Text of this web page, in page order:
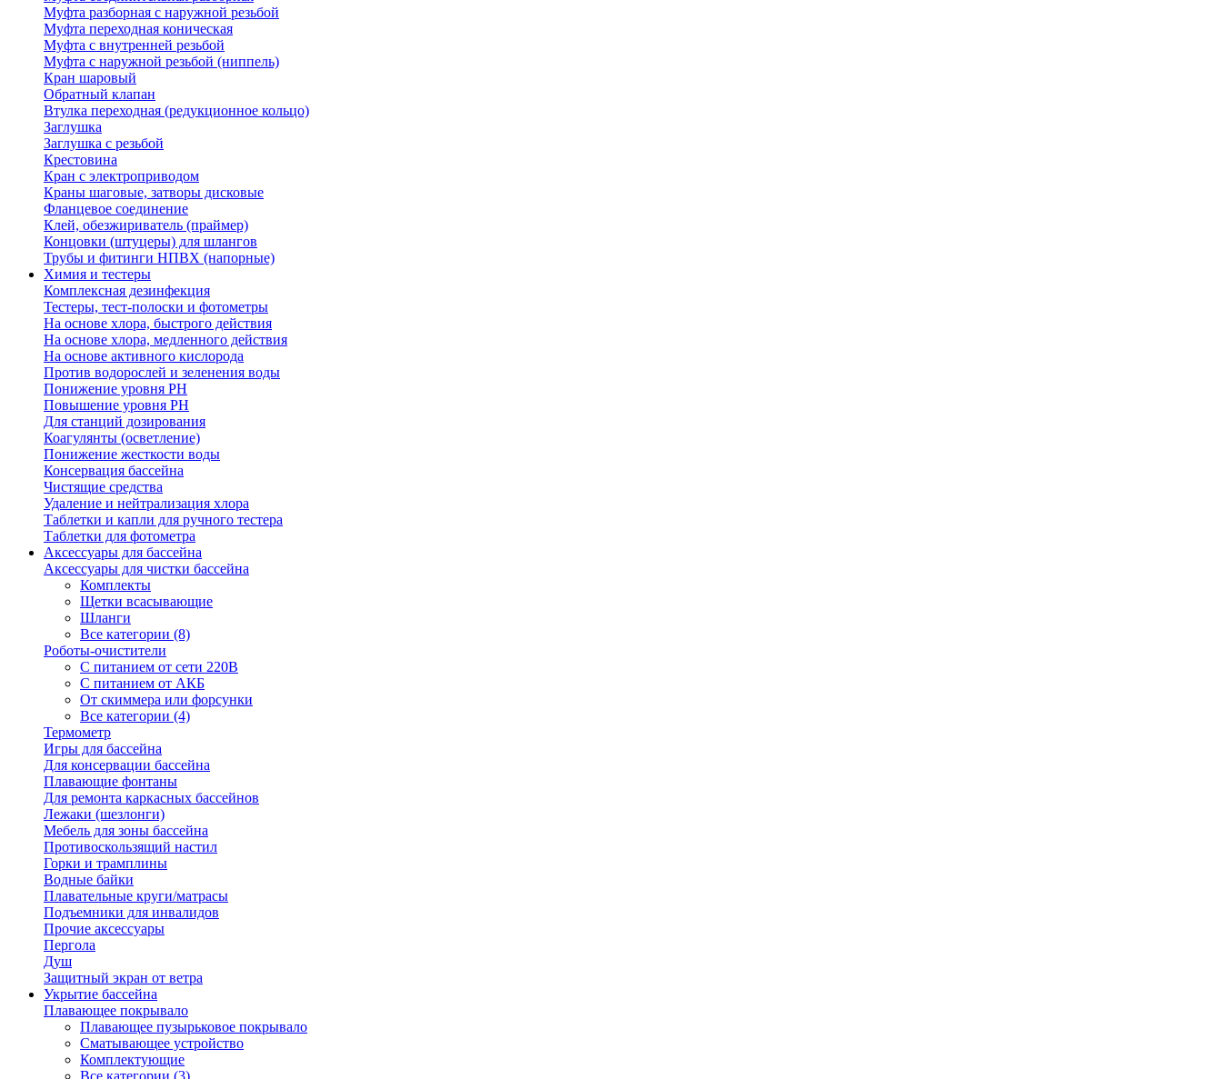
Муфта разборная с наружной резьбой
Муфта переходная коническая
Муфта с внутренней резьбой
Муфта с наружной резьбой (ниппель)
Кран шаровый
Обратный клапан
Втулка переходная (редукционное кольцо)
Заглушка
Заглушка с резьбой
Крестовина
Кран с электроприводом
Краны шаговые, затворы дисковые
Фланцевое соединение
Клей, обезжириватель (праймер)
Концовки (штуцеры) для шлангов
Трубы и фитинги НПВХ (напорные)
Химия и тестеры
Комплексная дезинфекция
Тестеры, тест-полоски и фотометры
На основе хлора, быстрого действия
На основе хлора, медленного действия
На основе активного кислорода
Против водорослей и зеленения воды
Понижение уровня РН
Повышение уровня РН
Для станций дозирования
Коагулянты (осветление)
Понижение жесткости воды
Консервация бассейна
Чистящие средства
Удаление и нейтрализация хлора
Таблетки и капли для ручного тестера
Таблетки для фотометра
Аксессуары для бассейна
Аксессуары для чистки бассейна
Комплекты
Щетки всасывающие
Шланги
Все категории (8)
Роботы-очистители
С питанием от сети 220В
С питанием от АКБ
От скиммера или форсунки
Все категории (4)
Термометр
Игры для бассейна
Для консервации бассейна
Плавающие фонтаны
Для ремонта каркасных бассейнов
Лежаки (шезлонги)
Мебель для зоны бассейна
Противоскользящий настил
Горки и трамплины
Водные байки
Плавательные круги/матрасы
Подъемники для инвалидов
Прочие аксессуары
Пергола
Душ
Защитный экран от ветра
Укрытие бассейна
Плавающее покрывало
Плавающее пузырьковое покрывало
Сматывающее устройство
Комплектующие
Все категории (3)